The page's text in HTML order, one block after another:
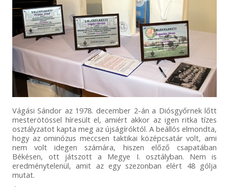
Vágási Sándor az 1978. december 2-án a Diósgyőrnek lőtt
mesterötössel híresült el, amiért akkor az igen ritka tízes
osztályzatot kapta meg az újságíróktól. A beállós elmondta,
hogy az ominózus meccsen taktikai középcsatár volt, ami
nem volt idegen számára, hiszen előző csapatában
Békésen, ott játszott a Megye I. osztályban. Nem is
eredménytelenül, amit az egy szezonban elért 48 gólja
mutat.